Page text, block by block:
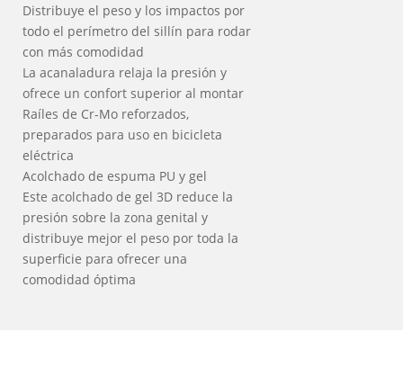
Distribuye el peso y los impactos por
todo el perímetro del sillín para rodar
con más comodidad
La acanaladura relaja la presión y
ofrece un confort superior al montar
Raíles de Cr-Mo reforzados,
preparados para uso en bicicleta
eléctrica
Acolchado de espuma PU y gel
Este acolchado de gel 3D reduce la
presión sobre la zona genital y
distribuye mejor el peso por toda la
superficie para ofrecer una
comodidad óptima